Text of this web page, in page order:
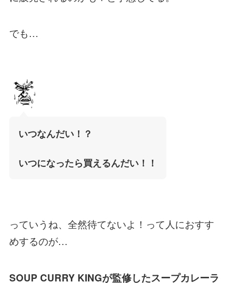
でも…
いつなんだい！？
いつになったら買えるんだい！！
っていうね、全然待てないよ！って人におすす
めするのが…
SOUP CURRY KINGが監修したスープカレーラ